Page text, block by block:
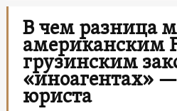
В чем разница
американским
грузинским
«иноагентах»
юриста